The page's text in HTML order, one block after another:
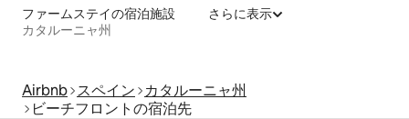
ファームステイの宿泊施設
カタルーニャ州
さらに表示
Airbnb スペイン
カタルーニャ州
ビーチフロントの宿泊先